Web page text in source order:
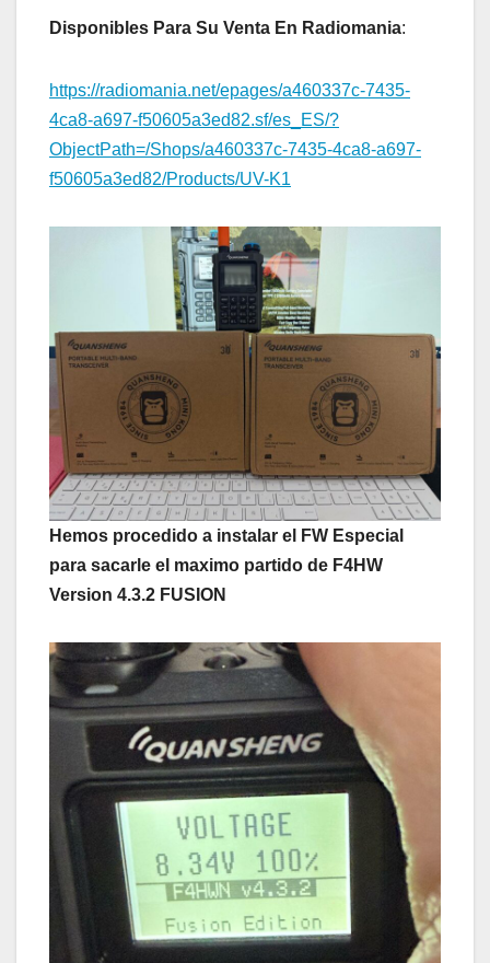
Disponibles Para Su Venta En Radiomania:
https://radiomania.net/epages/a460337c-7435-
4ca8-a697-f50605a3ed82.sf/es_ES/?
ObjectPath=/Shops/a460337c-7435-4ca8-a697-
f50605a3ed82/Products/UV-K1
Hemos procedido a instalar el FW Especial
para sacarle el maximo partido de F4HW
Version 4.3.2 FUSION